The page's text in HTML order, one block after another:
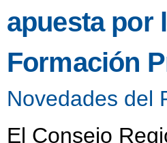
apuesta por
Formación
Novedades del
El Consejo